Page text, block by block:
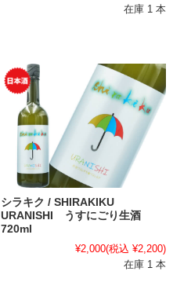
在庫 1 本
シラキク / SHIRAKIKU
URANISHI うすにごり生酒
720ml
¥2,000(税込 ¥2,200)
在庫 1 本